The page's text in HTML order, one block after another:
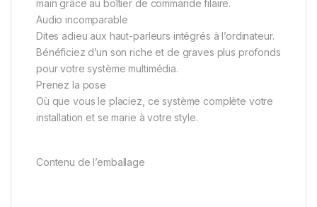
main grâce au boîtier de commande filaire.
Audio incomparable
Dites adieu aux haut-parleurs intégrés à l’ordinateur.
Bénéficiez d’un son riche et de graves plus profonds
pour votre système multimédia.
Prenez la pose
Où que vous le placiez, ce système complète votre
installation et se marie à votre style.
Contenu de l’emballage